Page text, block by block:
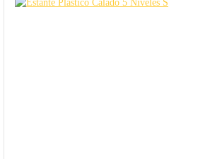
4475-